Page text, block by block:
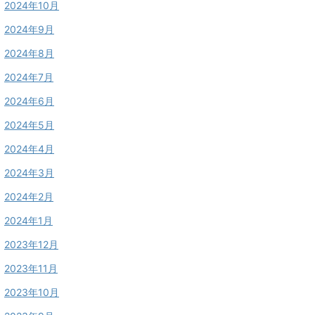
2024年10月
2024年9月
2024年8月
2024年7月
2024年6月
2024年5月
2024年4月
2024年3月
2024年2月
2024年1月
2023年12月
2023年11月
2023年10月